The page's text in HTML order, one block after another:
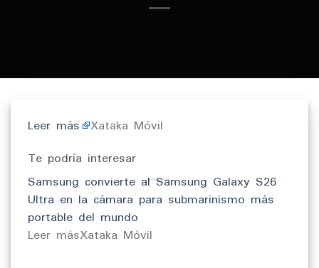
Leer más Xataka Móvil
Te podría interesar
Samsung convierte al Samsung Galaxy S26
Ultra en la cámara para submarinismo más
portable del mundo
​Leer másXataka Móvil